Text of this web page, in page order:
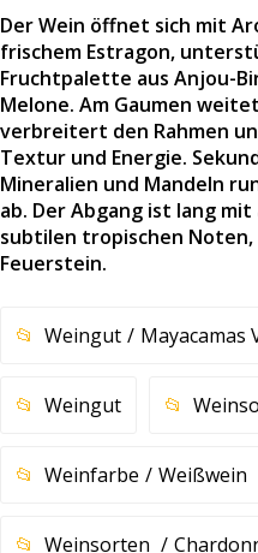
Der Wein öffnet sich mit
frischem Estragon,
Fruchtpalette aus Anjou-
Melone. Am Gaumen
verbreitert den Rahmen
Textur und Energie.
Mineralien und Mandeln
ab. Der Abgang ist lang
subtilen tropischen
Feuerstein.
Weingut Mayacamas
Weingut
Weinfarbe Weißwein
Weinsorten